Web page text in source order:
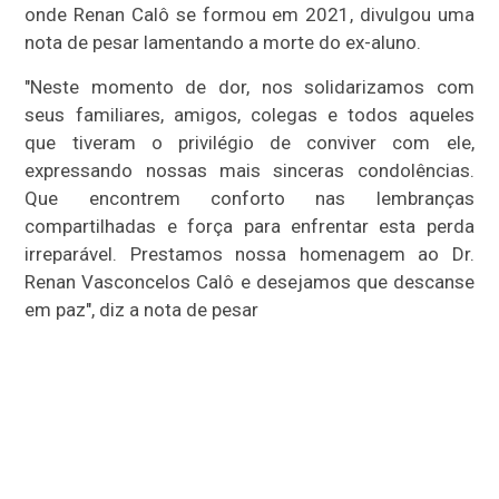
onde Renan Calô se formou em 2021, divulgou uma
nota de pesar lamentando a morte do ex-aluno.
"Neste momento de dor, nos solidarizamos com
seus familiares, amigos, colegas e todos aqueles
que tiveram o privilégio de conviver com ele,
expressando nossas mais sinceras condolências.
Que encontrem conforto nas lembranças
compartilhadas e força para enfrentar esta perda
irreparável. Prestamos nossa homenagem ao Dr.
Renan Vasconcelos Calô e desejamos que descanse
em paz", diz a nota de pesar